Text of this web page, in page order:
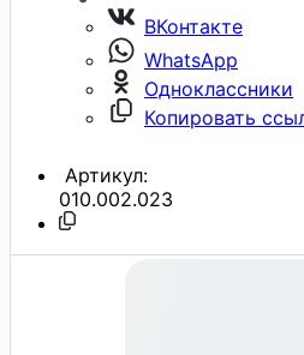
ВКонтакте
WhatsApp
Одноклассники
Копировать
Артикул:
010.002.023